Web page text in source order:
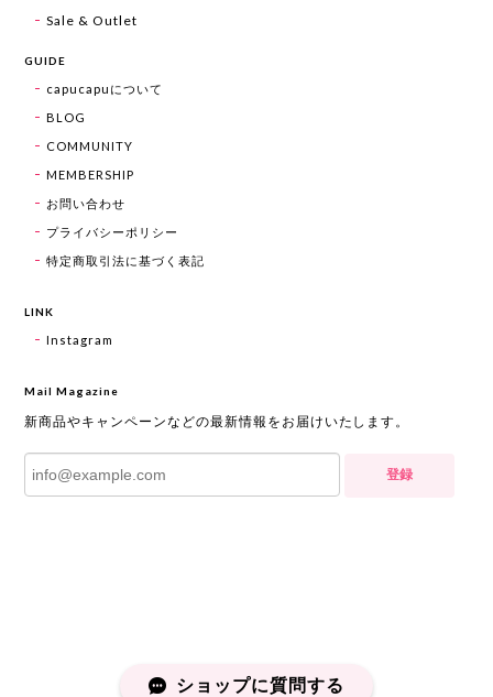
Sale & Outlet
GUIDE
capucapuについて
BLOG
COMMUNITY
MEMBERSHIP
お問い合わせ
プライバシーポリシー
特定商取引法に基づく表記
LINK
Instagram
Mail Magazine
新商品やキャンペーンなどの最新情報をお届けいたします。
登録
ショップに質問する